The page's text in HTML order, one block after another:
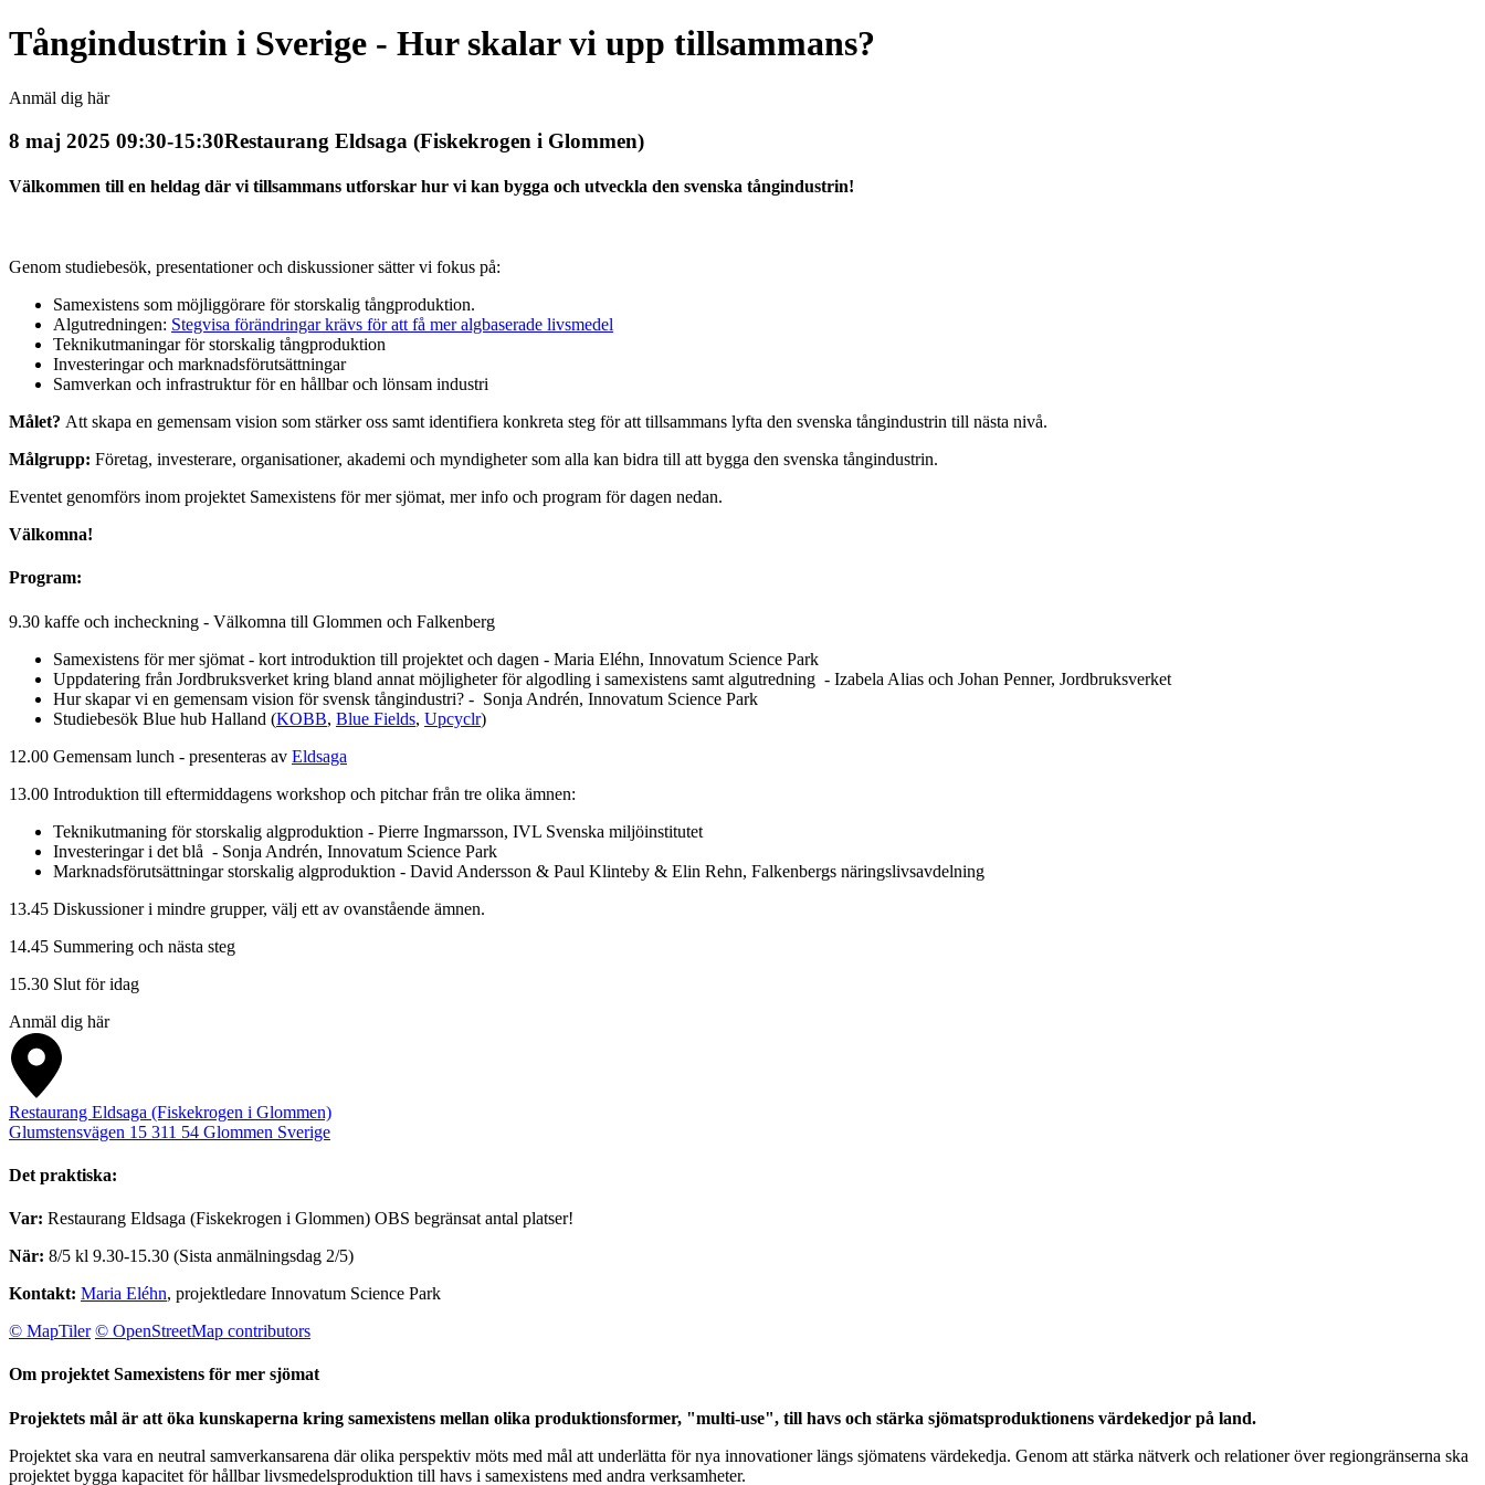
Tångindustrin i Sverige - Hur skalar vi upp tillsammans?
Anmäl dig här
8 maj 2025 09:30-15:30Restaurang Eldsaga (Fiskekrogen i Glommen)
Välkommen till en heldag där vi tillsammans utforskar hur vi kan bygga och utveckla den svenska tångindustrin!
Genom studiebesök, presentationer och diskussioner sätter vi fokus på:
Samexistens som möjliggörare för storskalig tångproduktion.
Algutredningen: Stegvisa förändringar krävs för att få mer algbaserade livsmedel
Teknikutmaningar för storskalig tångproduktion
Investeringar och marknadsförutsättningar
Samverkan och infrastruktur för en hållbar och lönsam industri
Målet? Att skapa en gemensam vision som stärker oss samt identifiera konkreta steg för att tillsammans lyfta den svenska tångindustrin till nästa nivå.
Målgrupp: Företag, investerare, organisationer, akademi och myndigheter som alla kan bidra till att bygga den svenska tångindustrin.
Eventet genomförs inom projektet Samexistens för mer sjömat, mer info och program för dagen nedan.
Välkomna!
Program:
9.30 kaffe och incheckning - Välkomna till Glommen och Falkenberg
Samexistens för mer sjömat - kort introduktion till projektet och dagen - Maria Eléhn, Innovatum Science Park
Uppdatering från Jordbruksverket kring bland annat möjligheter för algodling i samexistens samt algutredning - Izabela Alias och Johan Penner, Jordbruksverket
Hur skapar vi en gemensam vision för svensk tångindustri? - Sonja Andrén, Innovatum Science Park
Studiebesök Blue hub Halland (KOBB, Blue Fields, Upcyclr)
12.00 Gemensam lunch - presenteras av Eldsaga
13.00 Introduktion till eftermiddagens workshop och pitchar från tre olika ämnen:
Teknikutmaning för storskalig algproduktion - Pierre Ingmarsson, IVL Svenska miljöinstitutet
Investeringar i det blå - Sonja Andrén, Innovatum Science Park
Marknadsförutsättningar storskalig algproduktion - David Andersson & Paul Klinteby & Elin Rehn, Falkenbergs näringslivsavdelning
13.45 Diskussioner i mindre grupper, välj ett av ovanstående ämnen.
14.45 Summering och nästa steg
15.30 Slut för idag
Anmäl dig här
Restaurang Eldsaga (Fiskekrogen i Glommen)
Glumstensvägen 15 311 54 Glommen Sverige
Det praktiska:
Var: Restaurang Eldsaga (Fiskekrogen i Glommen) OBS begränsat antal platser!
När: 8/5 kl 9.30-15.30 (Sista anmälningsdag 2/5)
Kontakt: Maria Eléhn, projektledare Innovatum Science Park
© MapTiler © OpenStreetMap contributors
Om projektet Samexistens för mer sjömat
Projektets mål är att öka kunskaperna kring samexistens mellan olika produktionsformer, "multi-use", till havs och stärka sjömatsproduktionens värdekedjor på land.
Projektet ska vara en neutral samverkansarena där olika perspektiv möts med mål att underlätta för nya innovationer längs sjömatens värdekedja. Genom att stärka nätverk och relationer över regiongränserna ska
projektet bygga kapacitet för hållbar livsmedelsproduktion till havs i samexistens med andra verksamheter.